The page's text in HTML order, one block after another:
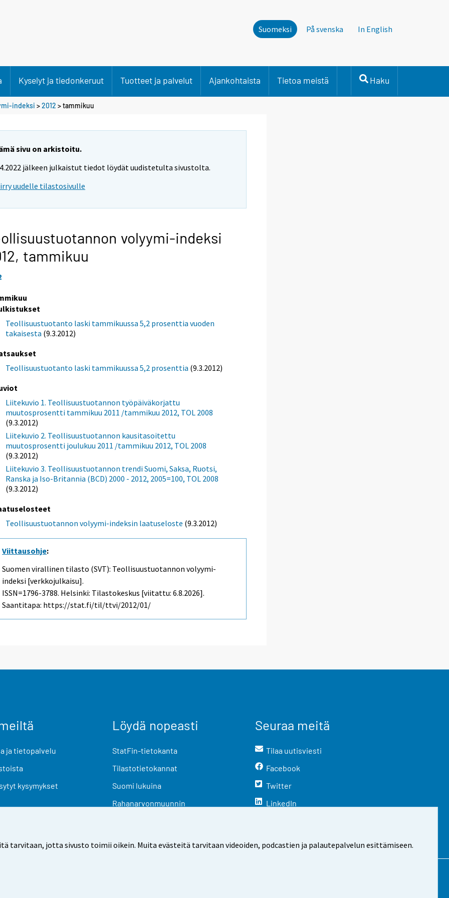
tarvitaan, jotta sivusto toimii oikein. Muita evästeitä tarvitaan videoiden, podcastien ja palautepalvelun esittämiseen.
Suomeksi På svenska In English
Kyselyt ja tiedonkeruut Tuotteet ja palvelut Ajankohtaista Tietoa meistä Haku
indeksi >2012 >tammikuu
sivu on arkistoitu.
jälkeen julkaistut tiedot löydät uudistetulta sivustolta.
uudelle tilastosivulle
volyymi-indeksi
tammikuu
Teollisuustuotanto laski tammikuussa 5,2 prosenttia vuoden
takaisesta (9.3.2012)
Teollisuustuotanto laski tammikuussa 5,2 prosenttia (9.3.2012)
Liitekuvio 1. Teollisuustuotannon työpäiväkorjattu
muutosprosentti tammikuu 2011 /tammikuu 2012, TOL 2008
(9.3.2012)
Liitekuvio 2. Teollisuustuotannon kausitasoitettu
muutosprosentti joulukuu 2011 /tammikuu 2012, TOL 2008
(9.3.2012)
Liitekuvio 3. Teollisuustuotannon trendi Suomi, Saksa, Ruotsi,
Ranska ja Iso-Britannia (BCD) 2000 - 2012, 2005=100, TOL 2008
(9.3.2012)
Teollisuustuotannon volyymi-indeksin laatuseloste (9.3.2012)
Viittausohje:
Suomen virallinen tilasto (SVT): Teollisuustuotannon volyymi-
indeksi [verkkojulkaisu].
ISSN=1796-3788. Helsinki: Tilastokeskus [viitattu: 6.8.2026].
Saantitapa: https://stat.fi/til/ttvi/2012/01/
ja tietopalvelu
kysymykset
Löydä nopeasti
StatFin-tietokanta
Tilastotietokannat
Suomi lukuina
Rahanarvonmuunnin
Seuraa meitä
Tilaa uutisviesti
Facebook
Twitter
LinkedIn